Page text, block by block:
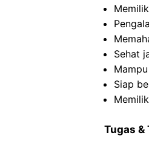
Sehat
Siap
Tugas &